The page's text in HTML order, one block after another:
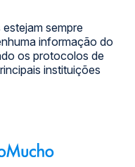
sempre
informação do
os protocolos de
instituições